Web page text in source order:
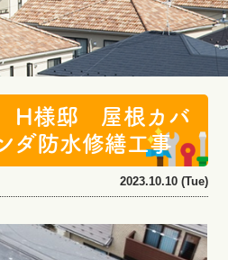
H様邸 屋根カバ
ダ防水修繕工事
2023.10.10 (Tue)